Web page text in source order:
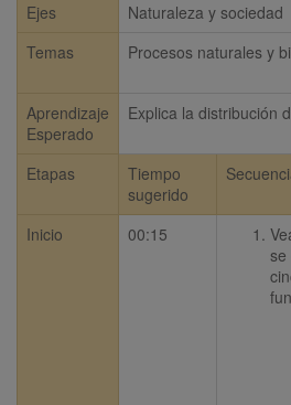
Ejes
Naturaleza y sociedad
Temas
Procesos naturales y
Aprendizaje
Esperado
Explica la distribución
Etapas
Tiempo
sugerido
Inicio 00:15